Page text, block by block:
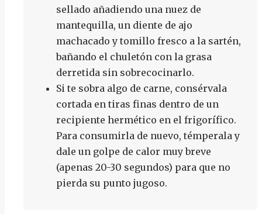
sellado añadiendo una nuez de
mantequilla, un diente de ajo
machacado y tomillo fresco a la sartén,
bañando el chuletón con la grasa
derretida sin sobrecocinarlo.
Si te sobra algo de carne, consérvala
cortada en tiras finas dentro de un
recipiente hermético en el frigorífico.
Para consumirla de nuevo, témperala y
dale un golpe de calor muy breve
(apenas 20-30 segundos) para que no
pierda su punto jugoso.